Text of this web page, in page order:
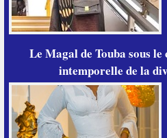
Le Magal de Touba sous le
intemporelle de la